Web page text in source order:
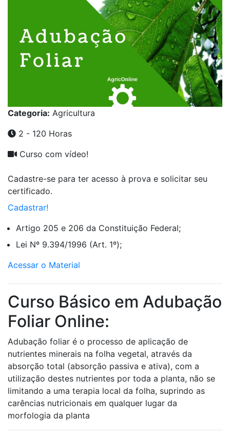
Categoria: Agricultura
2 - 120 Horas
Curso com vídeo!
Cadastre-se para ter acesso à prova e solicitar seu
certificado.
Cadastrar!
Artigo 205 e 206 da Constituição Federal;
Lei Nº 9.394/1996 (Art. 1º);
Acessar o Material
Curso Básico em Adubação
Foliar Online:
Adubação foliar é o processo de aplicação de
nutrientes minerais na folha vegetal, através da
absorção total (absorção passiva e ativa), com a
utilização destes nutrientes por toda a planta, não se
limitando a uma terapia local da folha, suprindo as
carências nutricionais em qualquer lugar da
morfologia da planta